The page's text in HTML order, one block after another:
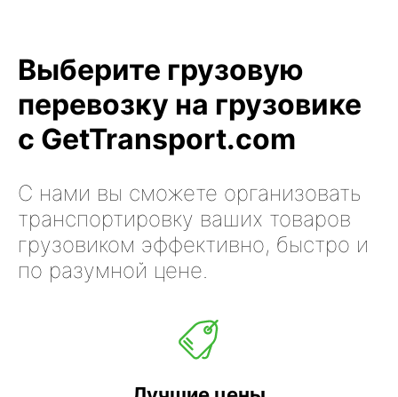
Выберите грузовую
перевозку на грузовике
с GetTransport.com
С нами вы сможете организовать
транспортировку ваших товаров
грузовиком эффективно, быстро и
по разумной цене.